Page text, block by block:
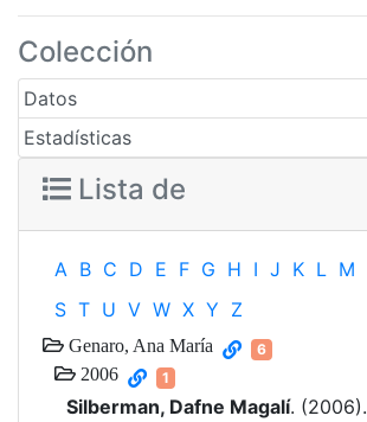
Colección
Datos
Estadísticas
Lista de
A B C D E F G H I J K L M
S T U V W X Y Z
Genaro, Ana María 6
2006 1
Silberman, Dafne Magalí. (2006).